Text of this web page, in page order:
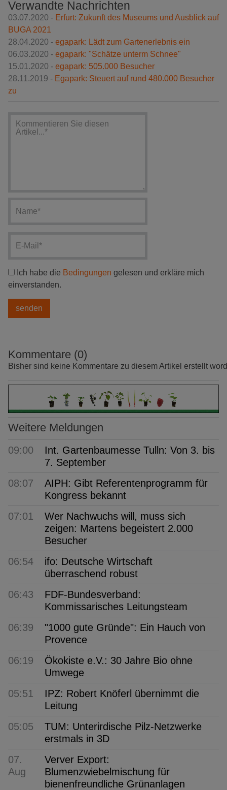
Verwandte Nachrichten
03.07.2020 - Erfurt: Zukunft des Museums und Ausblick auf
BUGA 2021
28.04.2020 - egapark: Lädt zum Gartenerlebnis ein
06.03.2020 - egapark: "Schätze unterm Schnee"
15.01.2020 - egapark: 505.000 Besucher
28.11.2019 - Egapark: Steuert auf rund 480.000 Besucher
zu
Ich habe die Bedingungen gelesen und erkläre mich
einverstanden.
Kommentare (0)
Bisher sind keine Kommentare zu diesem Artikel erstellt
Weitere Meldungen
09:00
Int. Gartenbaumesse Tulln: Von 3. bis
7. September
08:07
AIPH: Gibt Referentenprogramm für
Kongress bekannt
07:01
Wer Nachwuchs will, muss sich
zeigen: Martens begeistert 2.000
Besucher
06:54
ifo: Deutsche Wirtschaft
überraschend robust
06:43
FDF-Bundesverband:
Kommissarisches Leitungsteam
06:39
"1000 gute Gründe": Ein Hauch von
Provence
06:19
Ökokiste e.V.: 30 Jahre Bio ohne
Umwege
05:51
IPZ: Robert Knöferl übernimmt die
Leitung
05:05
TUM: Unterirdische Pilz-Netzwerke
erstmals in 3D
07.
Aug
Verver Export:
Blumenzwiebelmischung für
bienenfreundliche Grünanlagen